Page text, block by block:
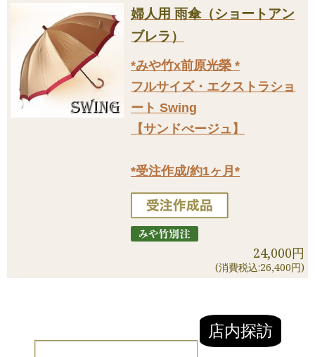
婦人用 雨傘（ショートアン
ブレラ）
*みや竹x前原光榮 *
フルサイズ・エクストラショ
ート Swing
【サンドべージュ】
*受注作成/約1ヶ月*
24,000円
(消費税込:26,400円)